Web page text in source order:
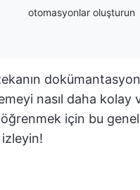
otomasyonlar oluşturun
nasıl daha kolay
için bu genel